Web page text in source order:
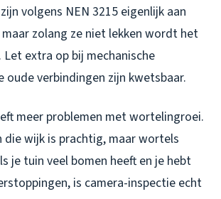
volgens NEN 3215 eigenlijk aan
zolang ze niet lekken wordt het
extra op bij mechanische
oude verbindingen zijn kwetsbaar.
meer problemen met wortelingroei.
die wijk is prachtig, maar wortels
je tuin veel bomen heeft en je hebt
is camera-inspectie echt